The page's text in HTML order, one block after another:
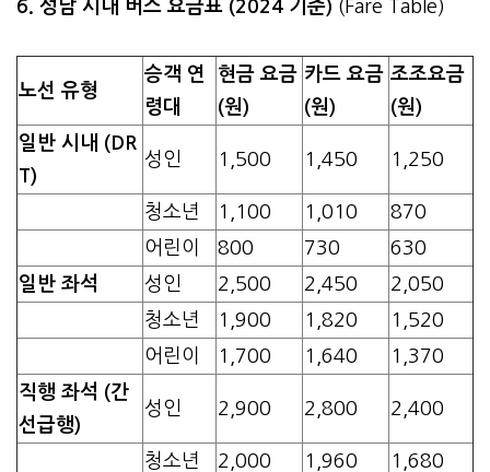
6. 성남 시내 버스 요금표 (2024 기준) (Fare Table)
노선 유형
승객 연
령대
현금 요금
(원)
카드 요금
(원)
조조요금
(원)
일반 시내 (DR
T)
성인 1,500 1,450 1,250
청소년 1,100 1,010
870
어린이
800 730
630
일반 좌석
성인 2,500 2,450
2,050
청소년
1,900 1,820
1,520
어린이
1,700 1,640
1,370
직행 좌석 (간
선급행)
성인 2,900 2,800 2,400
청소년 2,000 1,960
1,680